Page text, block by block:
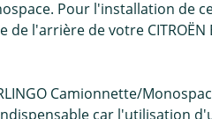
Pour l'installation de
l'arrière de votre
Camionnette/
car l'utilisation